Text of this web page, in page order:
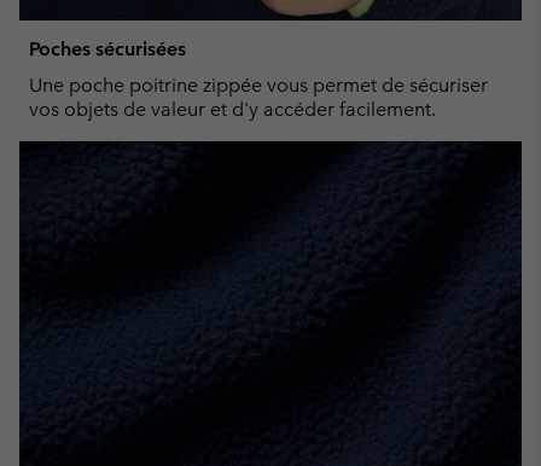
Poches sécurisées
Une poche poitrine zippée vous permet de sécuriser
vos objets de valeur et d'y accéder facilement.